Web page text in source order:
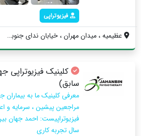
فیزیوتراپی
عظیمیه ، میدان مهران ، خیابان ندای جنوبی...
کلینیک فیزیوتراپی
سابق)
معرفی کلینیک ما به
مراجعین پیشین ، سرمایه و
سال تجربه کاری